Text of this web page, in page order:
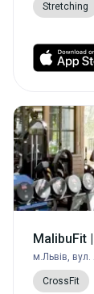
Stretching
MalibuFit
м.Львів,
CrossFit